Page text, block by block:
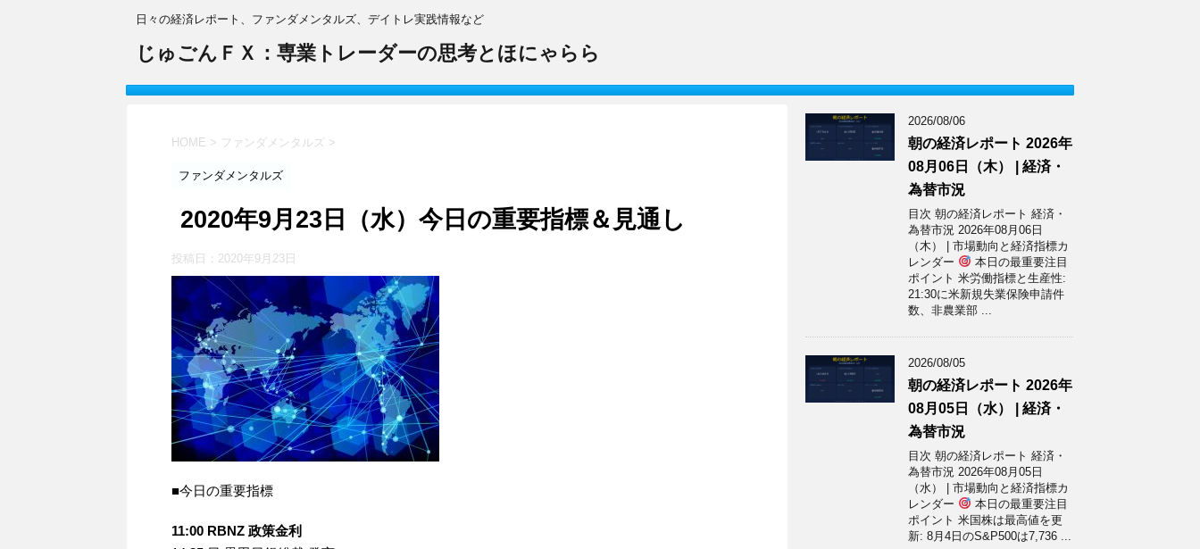
日々の経済レポート、ファンダメンタルズ、デイトレ実践情報など
じゅごんＦＸ：専業トレーダーの思考とほにゃらら
HOME > ファンダメンタルズ >
ファンダメンタルズ
2020年9月23日（水）今日の重要指標＆見通し
投稿日： 2020年9月23日
■今日の重要指標
11:00 RBNZ 政策金利
2026/08/06
朝の経済レポート 2026年
08月06日（木） | 経済・
為替市況
目次 朝の経済レポート 経済・
為替市況 2026年08月06日
（木） | 市場動向と経済指標カ
レンダー
本日の最重要注目
ポイント 米労働指標と生産性:
21:30に米新規失業保険申請件
数、非農業部 ...
2026/08/05
朝の経済レポート 2026年
08月05日（水） | 経済・
為替市況
目次 朝の経済レポート 経済・
為替市況 2026年08月05日
（水） | 市場動向と経済指標カ
レンダー
本日の最重要注目
ポイント 米国株は最高値を更
新: 8月4日のS&P500は7,736 ...